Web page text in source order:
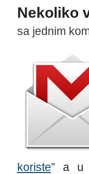
Nekoliko
sa jednim
koriste” a u